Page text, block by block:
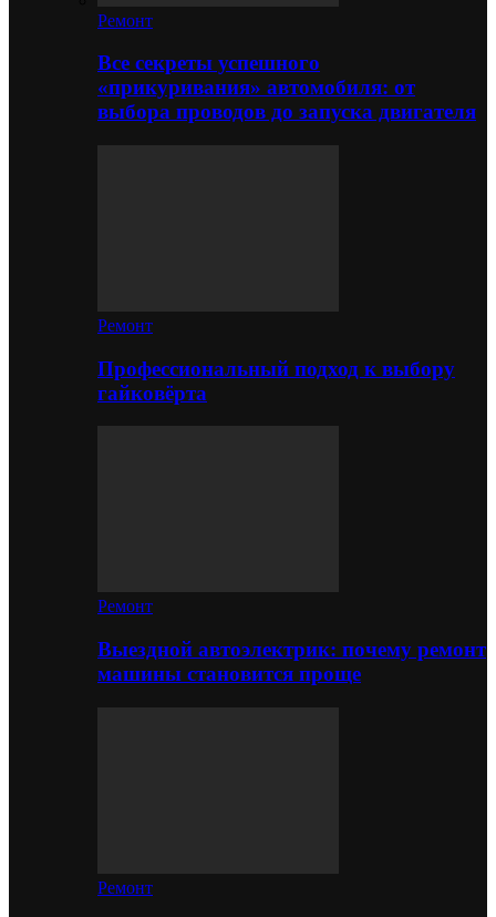
Ремонт
Все секреты успешного
«прикуривания» автомобиля: от
выбора проводов до запуска двигателя
Ремонт
Профессиональный подход к выбору
гайковёрта
Ремонт
Выездной автоэлектрик: почему ремонт
машины становится проще
Ремонт